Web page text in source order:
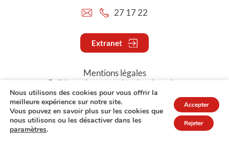
27 17 22
Extranet
Mentions légales
Politique de protection des données
© Copyright 2026 - COPAS
Nous utilisons des cookies pour vous offrir la
meilleure expérience sur notre site.
Vous pouvez en savoir plus sur les cookies que
nous utilisons ou les désactiver dans les
paramètres.
Accepter
Rejeter